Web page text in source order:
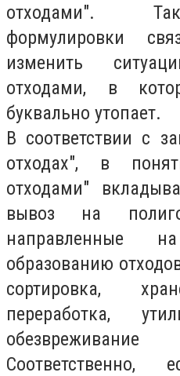
отходами".
формулировки
изменить
отходами, в
буквально утопает.
В соответствии с
отходах", в
отходами"
вывоз на
направленные
образованию
сортировка,
переработка,